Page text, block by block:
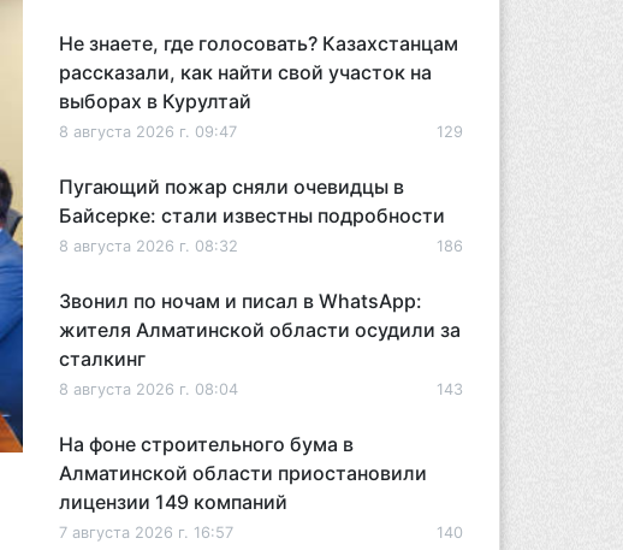
Не знаете, где голосовать? Казахстанцам
рассказали, как найти свой участок на
выборах в Курултай
8 августа 2026 г. 09:47 129
Пугающий пожар сняли очевидцы в
Байсерке: стали известны подробности
8 августа 2026 г. 08:32 186
Звонил по ночам и писал в WhatsApp:
жителя Алматинской области осудили за
сталкинг
8 августа 2026 г. 08:04 143
На фоне строительного бума в
Алматинской области приостановили
лицензии 149 компаний
7 августа 2026 г. 16:57 140